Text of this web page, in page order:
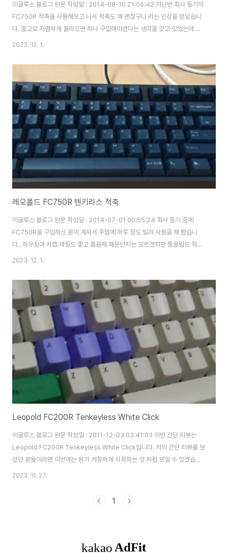
이글루스 블로그 원문 작성일 : 2014-08-10 21:06:42 지난번 회사 동기의
FC750R 적축을 사용해보고 나서 적축도 꽤 괜찮구나 라는 인상을 받았습니
다. 중고로 저렴하게 올라오면 하나 구입해야겠다는 생각을 갖고 있었는데 마
침 좋은 물건이 올라와서 덥썩 질렀습니다. 이 녀석은 750의 이전 버전이라고
써 레오폴드의 텐키리스 시리즈는 다 한번씩 접하게 되었습니다. (200R 청축,
700R 적축, 750R 적축) 750R과 간단히 비교를 하자면 키캡 : 손가락이 닿
는 부분의 형태가 750에 비해 플랫하여 손을 감싸쥔다는 느낌이 덜합니다. 키
캡 두께도 750보다는 얇은 편이구요, 그에 따라 약간의 차이이긴하지만 조..
2023. 12. 1.
레오폴드 FC750R 텐키리스 적축
이글루스 블로그 원문 작성일 : 2014-07-01 00:55:24 회사 동기 중에
FC750R을 구입하신 분이 계셔서 주말에 하루 정도 빌려 사용을 해 봤습니
다.. 하우징과 키캡 재질도 좋고 흡음재 때문인지는 모르겠지만 통울림도 적고
상당히 정갈했습니다. 스테빌라이저 들어간 키들도 크게 이질감 없어보였구
패스.. 기성품이 이 정도 기본기를 갖추었다는 것에 정말 놀랐습니다. 입문용으
로는 정말 짱인듯 싶습니다..
2023. 12. 1.
Leopold FC200R Tenkeyless White Click
이글루스 블로그 원문 작성일 : 2011-12-03 03:41:03 이번 간단 리뷰는
Leopold FC200R Tenkeyless White Click입니다. 저의 간단 리뷰를 보
셨던 분들이라면 이번에는 뭔가 거창하게 시작하는 것 처럼 보일 수 있겠습니
다만 사실 내용은 별 것 없습니다. Cherry G80-3000LSMEU → Dolch
보강판이 있는 녀석이 나에게 맞는 것 같다' 라는 잠정적(?) 결론에 이르렀고,
2023. 11. 27.
1